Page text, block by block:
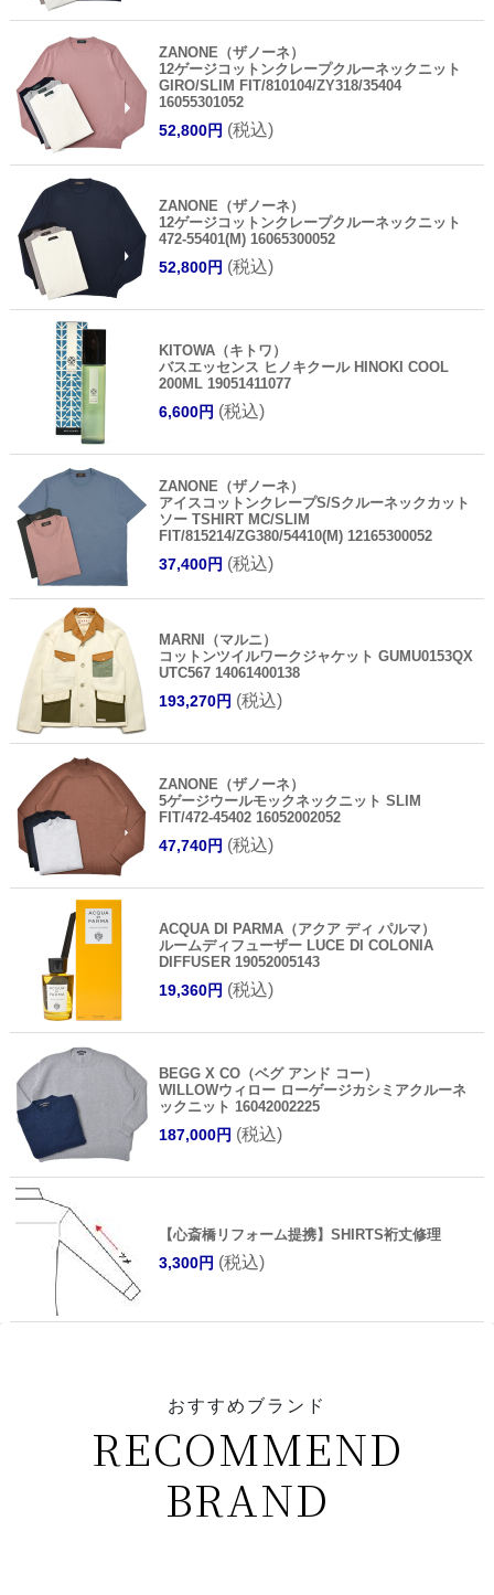
ZANONE（ザノーネ）
12ゲージコットンクレープクルーネックニット
GIRO/SLIM FIT/810104/ZY318/35404
16055301052
52,800円 (税込)
ZANONE（ザノーネ）
12ゲージコットンクレープクルーネックニット
472-55401(M) 16065300052
52,800円 (税込)
KITOWA（キトワ）
バスエッセンス ヒノキクール HINOKI COOL
200ML 19051411077
6,600円 (税込)
ZANONE（ザノーネ）
アイスコットンクレープS/Sクルーネックカット
ソー TSHIRT MC/SLIM
FIT/815214/ZG380/54410(M) 12165300052
37,400円 (税込)
MARNI（マルニ）
コットンツイルワークジャケット GUMU0153QX
UTC567 14061400138
193,270円 (税込)
ZANONE（ザノーネ）
5ゲージウールモックネックニット SLIM
FIT/472-45402 16052002052
47,740円 (税込)
ACQUA DI PARMA（アクア ディ パルマ）
ルームディフューザー LUCE DI COLONIA
DIFFUSER 19052005143
19,360円 (税込)
BEGG X CO（ベグ アンド コー）
WILLOWウィロー ローゲージカシミアクルーネ
ックニット 16042002225
187,000円 (税込)
【心斎橋リフォーム提携】SHIRTS裄丈修理
3,300円 (税込)
おすすめブランド
RECOMMEND
BRAND